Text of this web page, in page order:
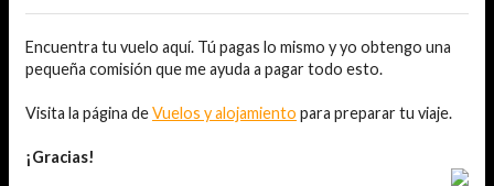
Encuentra tu vuelo aquí. Tú pagas lo mismo y yo obtengo una
pequeña comisión que me ayuda a pagar todo esto.
Visita la página deVuelos y alojamiento para preparar tu viaje.
¡Gracias!